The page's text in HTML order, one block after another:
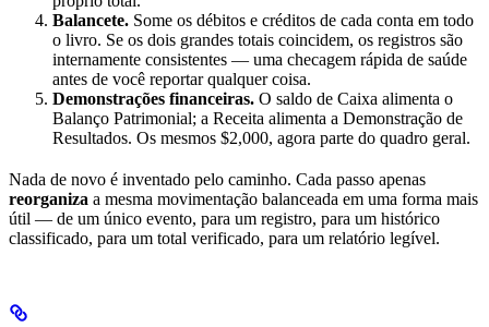
Balancete. Some os débitos e créditos de cada conta em todo
o livro. Se os dois grandes totais coincidem, os registros são
internamente consistentes — uma checagem rápida de saúde
antes de você reportar qualquer coisa.
Demonstrações financeiras. O saldo de Caixa alimenta o
Balanço Patrimonial; a Receita alimenta a Demonstração de
Resultados. Os mesmos $2,000, agora parte do quadro geral.
Nada de novo é inventado pelo caminho. Cada passo apenas
reorganiza a mesma movimentação balanceada em uma forma mais
útil — de um único evento, para um registro, para um histórico
classificado, para um total verificado, para um relatório legível.